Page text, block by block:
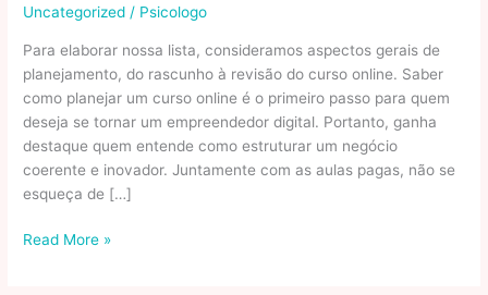
Uncategorized / Psicologo
Para elaborar nossa lista, consideramos aspectos gerais de
planejamento, do rascunho à revisão do curso online. Saber
como planejar um curso online é o primeiro passo para quem
deseja se tornar um empreendedor digital. Portanto, ganha
destaque quem entende como estruturar um negócio
coerente e inovador. Juntamente com as aulas pagas, não se
esqueça de […]
Como
Read More »